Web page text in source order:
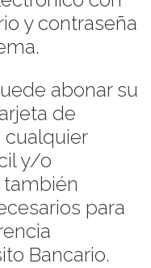
y contraseña
abonar su
de
cualquier
y/o
también
para
Bancario.